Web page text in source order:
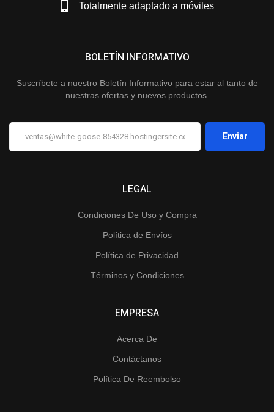
Totalmente adaptado a móviles
LEGAL
Condiciones De Uso y Compra
Política de Envíos
Política de Privacidad
Términos y Condiciones
EMPRESA
Acerca De
Contáctanos
Política De Reembolso
BOLETÍN INFORMATIVO
Suscríbete a nuestro Boletín Informativo para estar al tanto de
nuestras ofertas y nuevos productos.